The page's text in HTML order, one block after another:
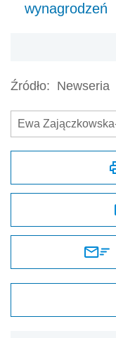
wynagrodzeń
Źródło: Newseria
Ewa